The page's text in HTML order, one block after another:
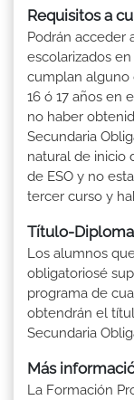
Requisitos a
Podrán acceder
escolarizados
cumplan alguno
16 ó 17 años en
no haber
Secundaria
natural de inicio
de ESO y no
tercer curso y
Título-
Los alumnos
obligatoriosé
programa de
obtendrán el
Secundaria
Más
La Formación